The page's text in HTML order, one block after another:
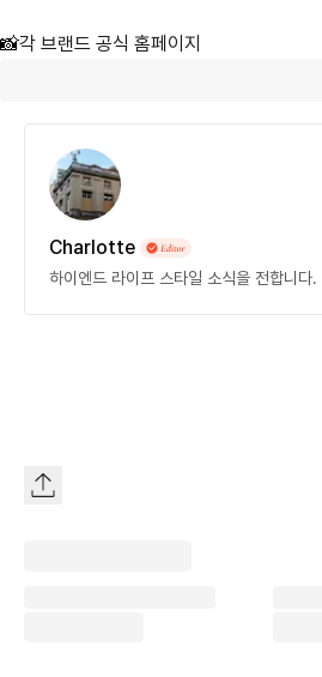
📸각 브랜드 공식 홈페이지
Charlotte
하이엔드 라이프 스타일 소식을 전합니다.